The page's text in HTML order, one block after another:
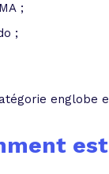
;
;
englobe